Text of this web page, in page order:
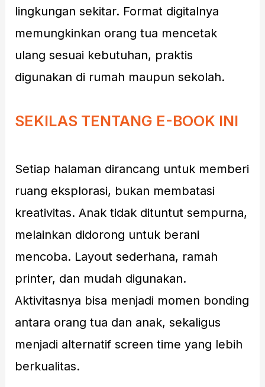
lingkungan sekitar. Format digitalnya
memungkinkan orang tua mencetak
ulang sesuai kebutuhan, praktis
digunakan di rumah maupun sekolah.
SEKILAS TENTANG E-BOOK INI
Setiap halaman dirancang untuk memberi
ruang eksplorasi, bukan membatasi
kreativitas. Anak tidak dituntut sempurna,
melainkan didorong untuk berani
mencoba. Layout sederhana, ramah
printer, dan mudah digunakan.
Aktivitasnya bisa menjadi momen bonding
antara orang tua dan anak, sekaligus
menjadi alternatif screen time yang lebih
berkualitas.